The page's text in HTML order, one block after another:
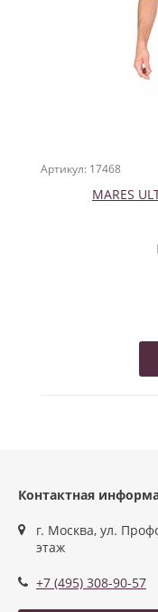
Артикул: 17468
MARES
Контактная
г. Москва, ул.
этаж
+7 (495) 308-90-57